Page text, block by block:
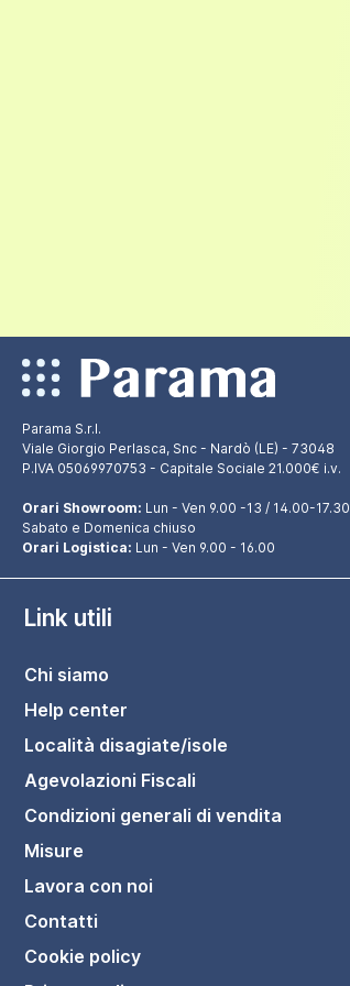
Parama S.r.l.
Viale Giorgio Perlasca, Snc - Nardò (LE) - 73048
P.IVA 05069970753 - Capitale Sociale 21.000€ i.v.
Orari Showroom: Lun - Ven 9.00 -13 / 14.00-17.30
Sabato e Domenica chiuso
Orari Logistica: Lun - Ven 9.00 - 16.00
Link utili
Chi siamo
Help center
Località disagiate/isole
Agevolazioni Fiscali
Condizioni generali di vendita
Misure
Lavora con noi
Contatti
Cookie policy